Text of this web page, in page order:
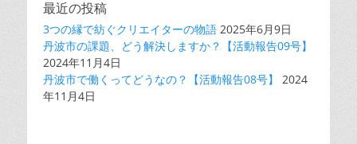
最近の投稿
3つの縁で紡ぐクリエイターの物語 2025年6月9日
丹波市の課題、どう解決しますか？【活動報告09号】
2024年11月4日
丹波市で働くってどうなの？【活動報告08号】
2024
年11月4日